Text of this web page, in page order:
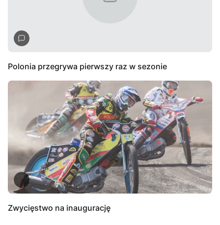
Polonia przegrywa pierwszy raz w sezonie
Zwycięstwo na inaugurację